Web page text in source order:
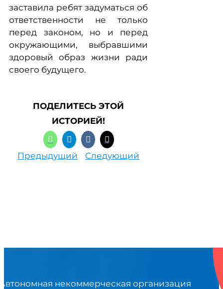
заставила ребят задуматься об
ответственности не только
перед законом, но и перед
окружающими, выбравшими
здоровый образ жизни ради
своего будущего.
ПОДЕЛИТЕСЬ ЭТОЙ
ИСТОРИЕЙ!
Предыдущий Следующий
некоммерческая организация